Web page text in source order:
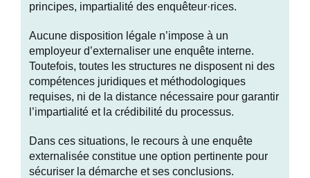
principes, impartialité des enquêteur·rices.
Aucune disposition légale n’impose à un
employeur d’externaliser une enquête interne.
Toutefois, toutes les structures ne disposent ni des
compétences juridiques et méthodologiques
requises, ni de la distance nécessaire pour garantir
l’impartialité et la crédibilité du processus.
Dans ces situations, le recours à une enquête
externalisée constitue une option pertinente pour
sécuriser la démarche et ses conclusions.